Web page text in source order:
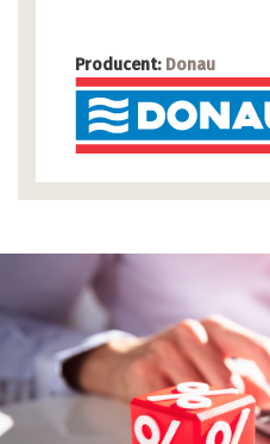
Producent: Donau